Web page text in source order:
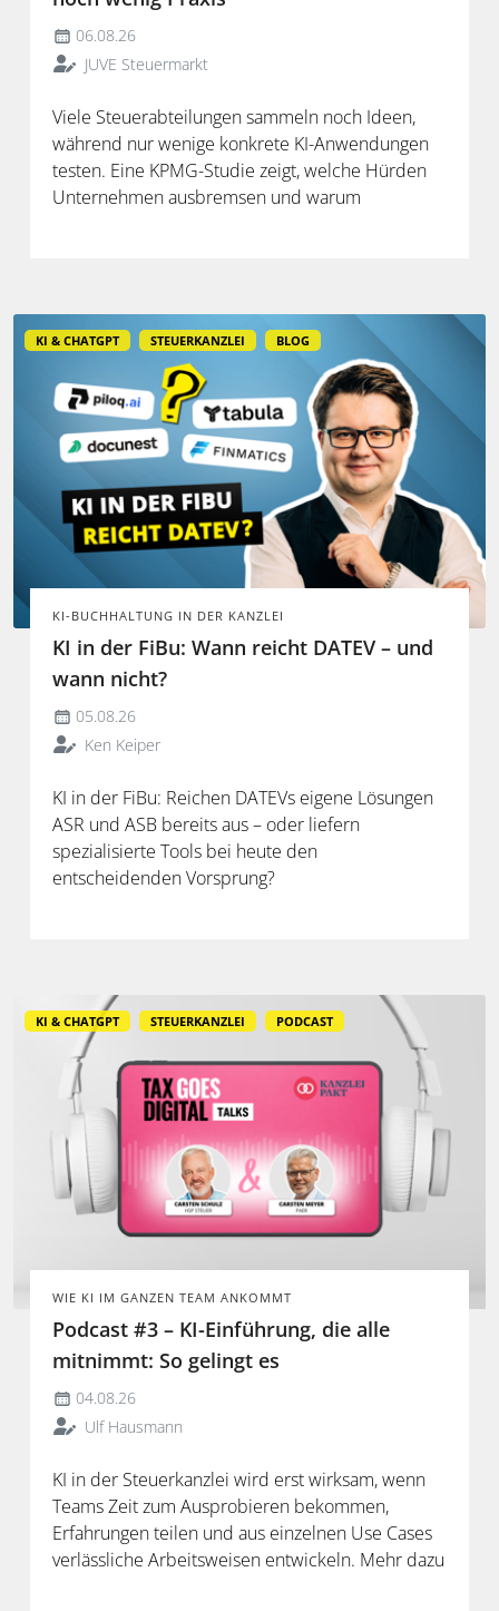
06.08.26
JUVE Steuermarkt
Viele Steuerabteilungen sammeln noch Ideen,
während nur wenige konkrete KI-Anwendungen
testen. Eine KPMG-Studie zeigt, welche Hürden
Unternehmen ausbremsen und warum
KI & CHATGPT STEUERKANZLEI BLOG
KI-BUCHHALTUNG IN DER KANZLEI
KI in der FiBu: Wann reicht DATEV – und
wann nicht?
05.08.26
Ken Keiper
KI in der FiBu: Reichen DATEVs eigene Lösungen
ASR und ASB bereits aus – oder liefern
spezialisierte Tools bei heute den
entscheidenden Vorsprung?
KI & CHATGPT STEUERKANZLEI PODCAST
WIE KI IM GANZEN TEAM ANKOMMT
Podcast #3 – KI-Einführung, die alle
mitnimmt: So gelingt es
04.08.26
Ulf Hausmann
KI in der Steuerkanzlei wird erst wirksam, wenn
Teams Zeit zum Ausprobieren bekommen,
Erfahrungen teilen und aus einzelnen Use Cases
verlässliche Arbeitsweisen entwickeln. Mehr dazu